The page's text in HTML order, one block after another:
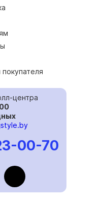
центра
00-70